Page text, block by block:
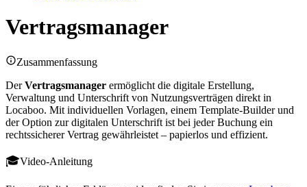
Vertragsmanager
Zusammenfassung
DerVertragsmanager ermöglicht die digitale Erstellung,
Verwaltung und Unterschrift von Nutzungsverträgen direkt in
Locaboo. Mit individuellen Vorlagen, einem Template-Builder und
der Option zur digitalen Unterschrift ist bei jeder Buchung ein
rechtssicherer Vertrag gewährleistet – papierlos und effizient.
Video-Anleitung